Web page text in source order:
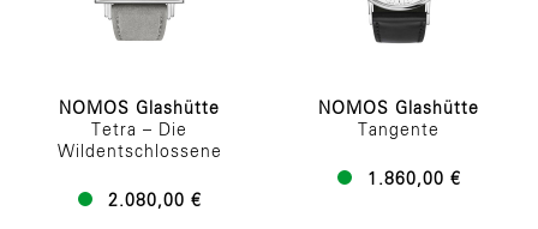
NOMOS Glashütte
Tetra – Die
Wildentschlossene
2.080,00 €
NOMOS Glashütte
Tangente
1.860,00 €